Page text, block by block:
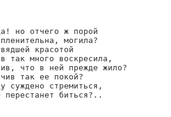
но отчего ж порой
могила?
красотой
так много воскресила,
что в ней прежде жило?
так ее покой?
суждено стремиться,
перестанет биться?..